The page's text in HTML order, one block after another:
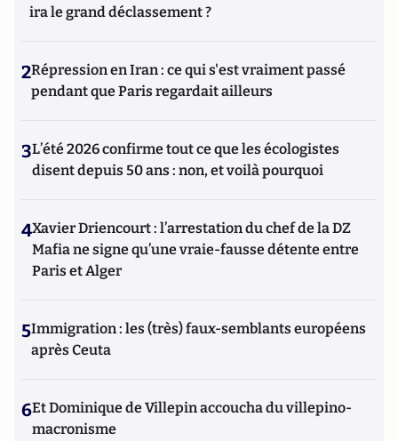
ira le grand déclassement ?
2Répression en Iran : ce qui s'est vraiment passé
pendant que Paris regardait ailleurs
3L’été 2026 confirme tout ce que les écologistes
disent depuis 50 ans : non, et voilà pourquoi
4Xavier Driencourt : l’arrestation du chef de la DZ
Mafia ne signe qu’une vraie-fausse détente entre
Paris et Alger
5Immigration : les (très) faux-semblants européens
après Ceuta
6Et Dominique de Villepin accoucha du villepino-
macronisme